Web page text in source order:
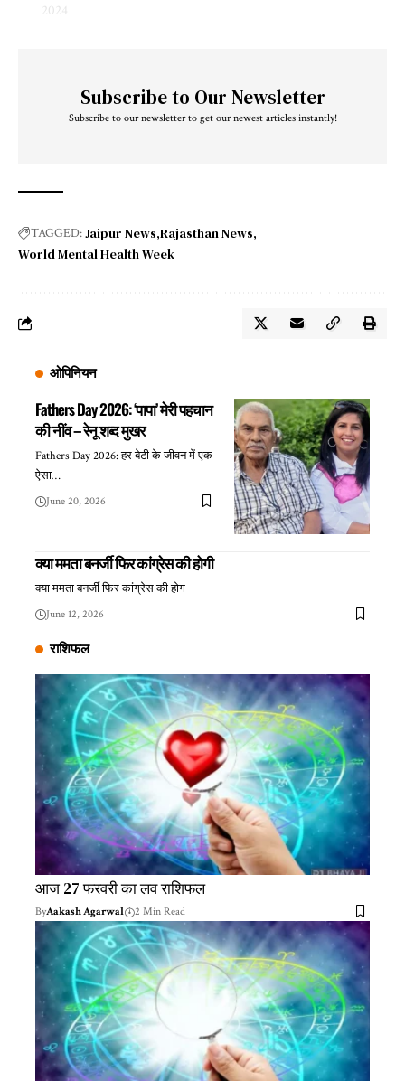
2024
Subscribe to Our Newsletter
Subscribe to our newsletter to get our newest articles instantly!
TAGGED:Jaipur News Rajasthan News
World Mental Health Week
ओपिनियन
Fathers Day 2026: ‘पापा’ मेरी पहचान
की नींव – रेनू शब्द मुखर
Fathers Day 2026: हर बेटी के जीवन में एक
ऐसा…
June 20, 2026
क्या ममता बनर्जी फिर कांग्रेस की होगी
क्या ममता बनर्जी फिर कांग्रेस की होग
June 12, 2026
राशिफल
आज 27 फरवरी का लव राशिफल
ByAakash Agarwal 2 Min Read